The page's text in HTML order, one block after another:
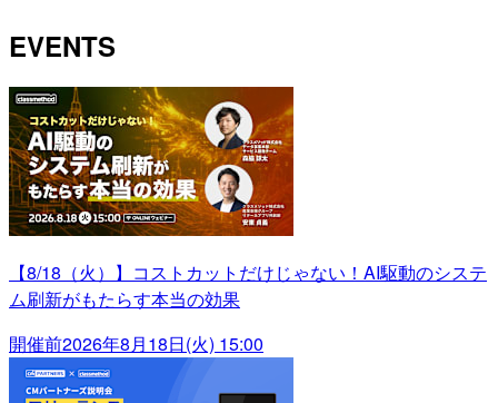
EVENTS
【8/18（火）】コストカットだけじゃない！AI駆動のシステ
ム刷新がもたらす本当の効果
開催前2026年8月18日(火) 15:00